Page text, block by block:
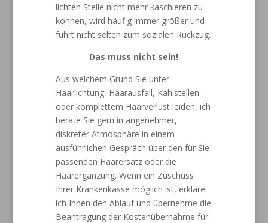
lichten Stelle nicht mehr kaschieren zu
können, wird häufig immer größer und
führt nicht selten zum sozialen Rückzug.
Das muss nicht sein!
Aus welchem Grund Sie unter
Haarlichtung, Haarausfall, Kahlstellen
oder komplettem Haarverlust leiden, ich
berate Sie gern in angenehmer,
diskreter Atmosphäre in einem
ausführlichen Gespräch über den für Sie
passenden Haarersatz oder die
Haarergänzung. Wenn ein Zuschuss
Ihrer Krankenkasse möglich ist, erkläre
ich Ihnen den Ablauf und übernehme die
Beantragung der Kostenübernahme für